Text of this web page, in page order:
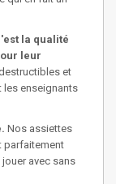
la qualité
leur
et
les enseignants
Nos assiettes
parfaitement
avec sans